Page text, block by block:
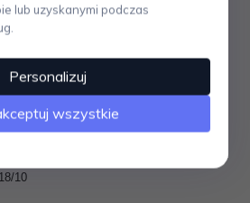
wydostawanie się nieprzyjemnych
została z
CONTAS Zack
10
lub uzyskanymi podczas
Personalizuj
wszystkie